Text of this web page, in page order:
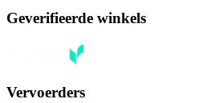
Geverifieerde winkels
Vervoerders